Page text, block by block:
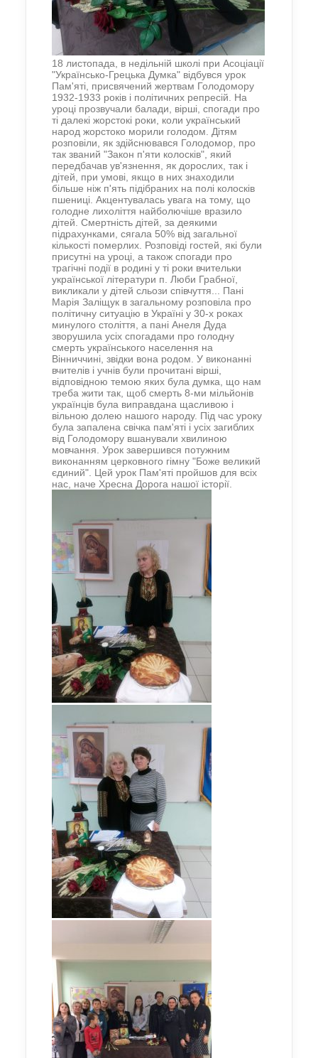
18 листопада, в недільній школі при Асоціації
"Українсько-Грецька Думка" відбувся урок
Пам'яті, присвячений жертвам Голодомору
1932-1933 років і політичних репресій. На
уроці прозвучали балади, вірші, спогади про
ті далекі жорстокі роки, коли український
народ жорстоко морили голодом. Дітям
розповіли, як здійснювався Голодомор, про
так званий "Закон п'яти колосків", який
передбачав ув'язнення, як дорослих, так і
дітей, при умові, якщо в них знаходили
більше ніж п'ять підібраних на полі колосків
пшениці. Акцентувалась увага на тому, що
голодне лихоліття найболючіше вразило
дітей. Смертність дітей, за деякими
підрахунками, сягала 50% від загальної
кількості померлих. Розповіді гостей, які були
присутні на уроці, а також спогади про
трагічні події в родині у ті роки вчительки
української літератури п. Люби Грабної,
викликали у дітей сльози співчуття... Пані
Марія Заліщук в загальному розповіла про
політичну ситуацію в Україні у 30-х роках
минулого століття, а пані Анеля Дуда
зворушила усіх спогадами про голодну
смерть українського населення на
Вінниччині, звідки вона родом. У виконанні
вчителів і учнів були прочитані вірші,
відповідною темою яких була думка, що нам
треба жити так, щоб смерть 8-ми мільйонів
українців була виправдана щасливою і
вільною долею нашого народу. Під час уроку
була запалена свічка пам'яті і усіх загиблих
від Голодомору вшанували хвилиною
мовчання. Урок завершився потужним
виконанням церковного гімну "Боже великий
єдиний". Цей урок Пам'яті пройшов для всіх
нас, наче Хресна Дорога нашої історії.